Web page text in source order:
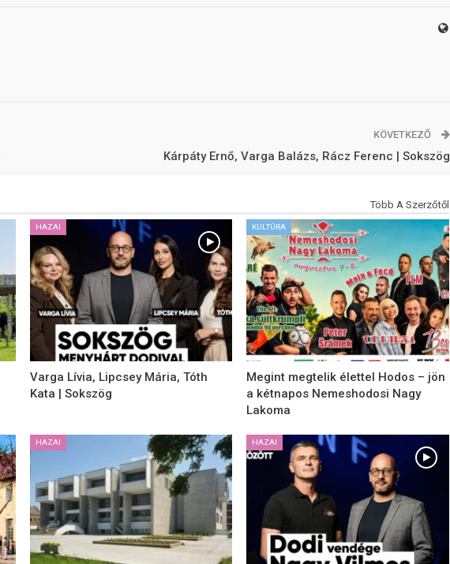
KÖVETKEZŐ
Kárpáty Ernő, Varga Balázs, Rácz Ferenc | Sokszög
Több A Szerzőtől
HAZAI
Varga Lívia, Lipcsey Mária, Tóth
Kata | Sokszög
KULTÚRA
Megint megtelik élettel Hodos – jön
a kétnapos Nemeshodosi Nagy
Lakoma
HAZAI HAZAI